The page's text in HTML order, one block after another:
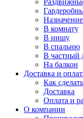
Назначение
В комнату
В нишу
В спальню
В частный
На балкон
Доставка и
Как
Доставка
Оплата и
О компании